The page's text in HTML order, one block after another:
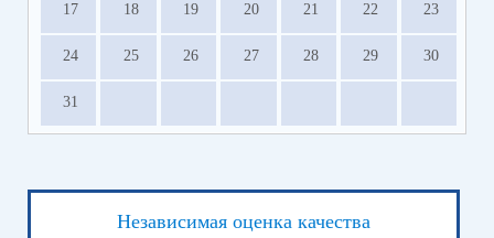
17 18 19 20 21 22 23
24 25 26 27 28 29 30
31
Независимая оценка качества